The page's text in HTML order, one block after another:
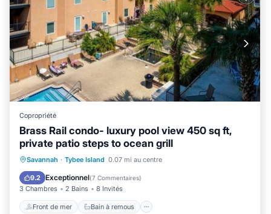
Copropriété
Brass Rail condo- luxury pool view 450 sq ft,
private patio steps to ocean grill
Savannah · Tybee Island 0.07 mi au centre
9.2 Exceptionnel(7 Commentaires)
3 Chambres 2 Bains 8 Invités
Front de mer Bain à remous
Front de mer
Bain à remous
Cheminée/Chauffage